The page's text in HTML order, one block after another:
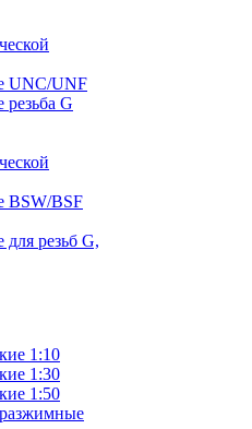
UNC/UNF
G
BSF
резьб G,
1:10
1:30
1:50